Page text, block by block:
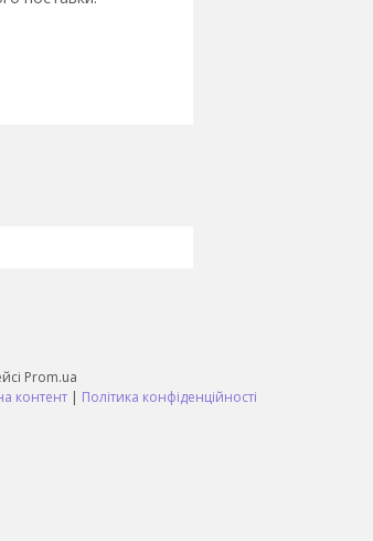
Prom.ua
контент | Політика конфіденційності